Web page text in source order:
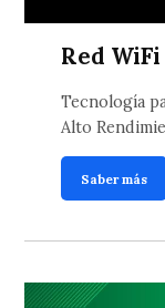
Red WiFi
Tecnología
Alto
Saber más